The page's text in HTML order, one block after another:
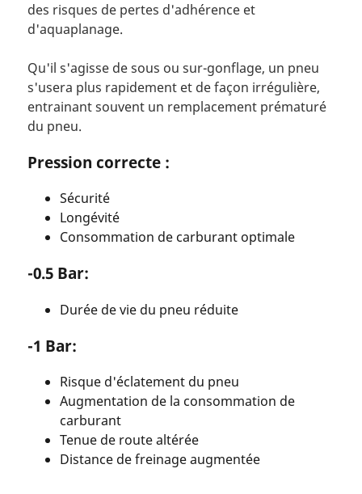
des risques de pertes d'adhérence et
d'aquaplanage.
Qu'il s'agisse de sous ou sur-gonflage, un pneu
s'usera plus rapidement et de façon irrégulière,
entrainant souvent un remplacement prématuré
du pneu.
Pression correcte :
Sécurité
Longévité
Consommation de carburant optimale
-0.5 Bar:
Durée de vie du pneu réduite
-1 Bar:
Risque d'éclatement du pneu
Augmentation de la consommation de
carburant
Tenue de route altérée
Distance de freinage augmentée